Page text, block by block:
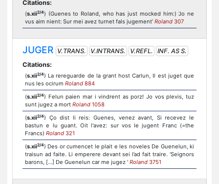
Citations:
(s.xii2/4) (Guenes to Roland, who has just mocked him:) ‘Jo ne
vus aim nient: Sur mei avez turnet fals jugement’ Roland 307
JUGER V.TRANS. V.INTRANS. V.REFL.
INF. AS S.
Citations:
(s.xii2/4) La rereguarde de la grant host Carlun, Il est juget que
nus les ocirum Roland 884
(s.xii2/4) Felun paien mar i vindrent as porz! Jo vos plevis, tuz
sunt jugez a mort Roland 1058
(s.xii2/4) Ço dist li reis: Guenes, venez avant, Si recevez le
bastun e lu guant. Oit l'avez: sur vos le jugent Franc (=the
Francs) Roland 321
(s.xii2/4) Des or cumencet le plait e les noveles De Guenelun, ki
traisun ad faite. Li emperere devant sei l’ad fait traire. 'Seignors
barons, [...] De Guenelun car me jugez ' Roland 3751